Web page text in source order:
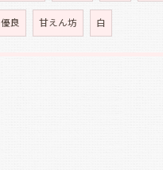
優良 甘えん坊 白